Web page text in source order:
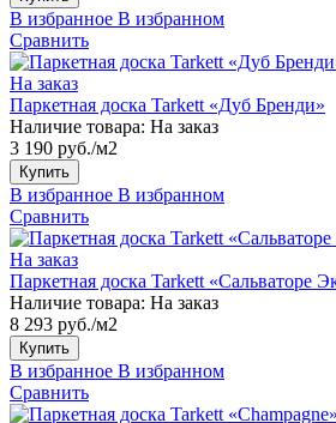
В избранное В избранном
Сравнить
На заказ
Паркетная доска Tarkett «Дуб Бренди»
Наличие товара: На заказ
3 190 руб./м2
Купить
В избранное В избранном
Сравнить
На заказ
Паркетная доска Tarkett «Сальваторе
Наличие товара: На заказ
8 293 руб./м2
Купить
В избранное В избранном
Сравнить